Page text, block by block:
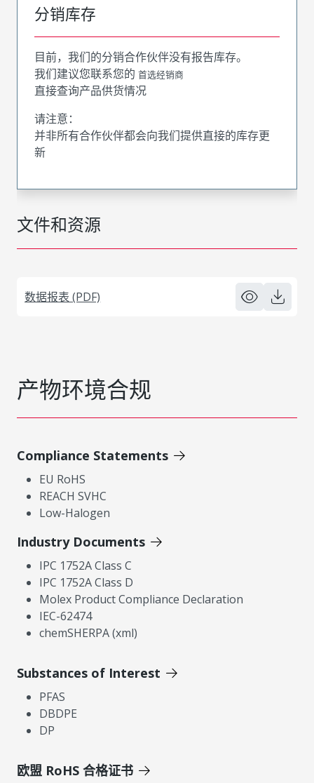
文件和资源
数据报表 (PDF)
分销库存
目前，我们的分销合作伙伴没有报告库存。
我们建议您联系您的 首选经销商
直接查询产品供货情况
请注意：
并非所有合作伙伴都会向我们提供直接的库存更
新
产物环境合规
Compliance Statements
EU RoHS
REACH SVHC
Low-Halogen
Industry Documents
IPC 1752A Class C
IPC 1752A Class D
Molex Product Compliance Declaration
IEC-62474
chemSHERPA (xml)
Substances of Interest
PFAS
DBDPE
DP
欧盟 RoHS 合格证书